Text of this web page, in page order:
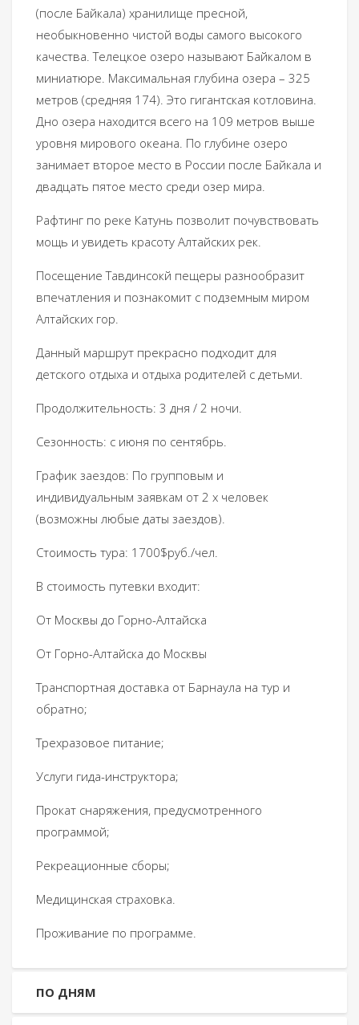
(после Байкала) хранилище пресной,
необыкновенно чистой воды самого высокого
качества. Телецкое озеро называют Байкалом в
миниатюре. Максимальная глубина озера – 325
метров (средняя 174). Это гигантская котловина.
Дно озера находится всего на 109 метров выше
уровня мирового океана. По глубине озеро
занимает второе место в России после Байкала и
двадцать пятое место среди озер мира.
Рафтинг по реке Катунь позволит почувствовать
мощь и увидеть красоту Алтайских рек.
Посещение Тавдинсокй пещеры разнообразит
впечатления и познакомит с подземным миром
Алтайских гор.
Данный маршрут прекрасно подходит для
детского отдыха и отдыха родителей с детьми.
Продолжительность: 3 дня / 2 ночи.
Сезонность: с июня по сентябрь.
График заездов: По групповым и
индивидуальным заявкам от 2 х человек
(возможны любые даты заездов).
Стоимость тура: 1700$руб./чел.
В стоимость путевки входит:
От Москвы до Горно-Алтайска
От Горно-Алтайска до Москвы
Транспортная доставка от Барнаула на тур и
обратно;
Трехразовое питание;
Услуги гида-инструктора;
Прокат снаряжения, предусмотренного
программой;
Рекреационные сборы;
Медицинская страховка.
Проживание по программе.
ПО ДНЯМ